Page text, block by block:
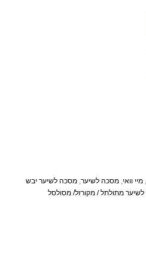
, מיי וואי, מסכה לשיער, מסכה לשיער יבש
מתולתל / מקורזל/ מסולסל